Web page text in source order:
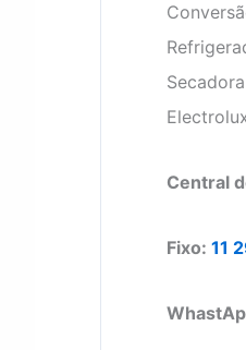
Central
Fixo: 11